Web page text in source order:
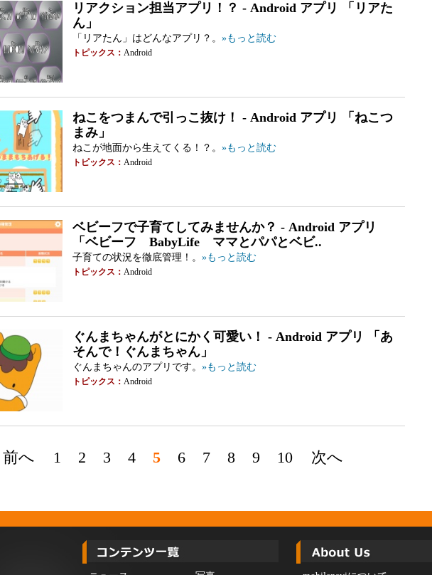
リアクション担当アプリ！？ - Android アプリ 「リアた
ん」
「リアたん」はどんなアプリ？。 »もっと読む
トピックス： Android
ねこをつまんで引っこ抜け！ - Android アプリ 「ねこつ
まみ」
ねこが地面から生えてくる！？。 »もっと読む
トピックス： Android
ベビーフで子育てしてみませんか？ - Android アプリ
「ベビーフ BabyLife ママとパパとベビ..
子育ての状況を徹底管理！。 »もっと読む
トピックス： Android
ぐんまちゃんがとにかく可愛い！ - Android アプリ 「あ
そんで！ぐんまちゃん」
ぐんまちゃんのアプリです。 »もっと読む
トピックス： Android
前へ 1 2 3 4 5 6 7 8 9 10 次へ